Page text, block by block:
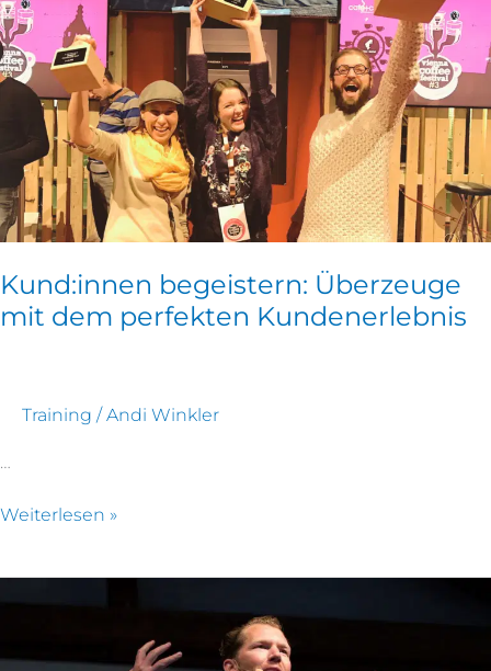
Kund:innen begeistern: Überzeuge
mit dem perfekten Kundenerlebnis
Training / Andi Winkler
Überzeuge
mit
dem
perfekten
Kundenerlebnis
Weiterlesen »